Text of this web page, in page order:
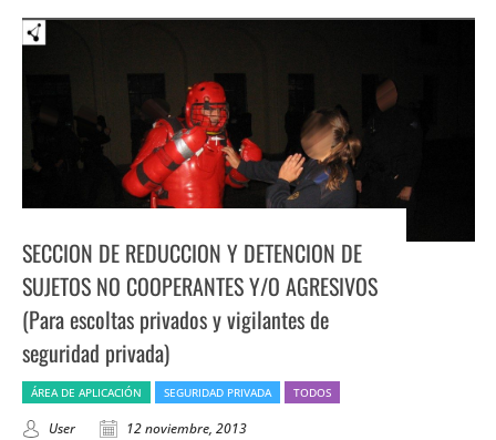
SECCION DE REDUCCION Y DETENCION DE
SUJETOS NO COOPERANTES Y/O AGRESIVOS
(Para escoltas privados y vigilantes de
seguridad privada)
ÁREA DE APLICACIÓN SEGURIDAD PRIVADA TODOS
User 12 noviembre, 2013